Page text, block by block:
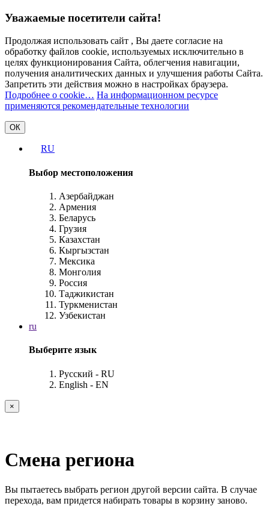
Уважаемые посетители сайта!
Продолжая использовать сайт , Вы даете согласие на
обработку файлов cookie, используемых исключительно в
целях функционирования Сайта, облегчения навигации,
получения аналитических данных и улучшения работы Сайта.
Запретить эти действия можно в настройках браузера.
Подробнее о cookie… На информационном ресурсе
применяются рекомендательные технологии
ОК
RU
Выбор местоположения
Азербайджан
Армения
Беларусь
Грузия
Казахстан
Кыргызстан
Мексика
Монголия
Россия
Таджикистан
Туркменистан
Узбекистан
ru
Выберите язык
Русский - RU
English - EN
×
Смена региона
Вы пытаетесь выбрать регион другой версии сайта. В случае
перехода, вам придется набирать товары в корзину заново.